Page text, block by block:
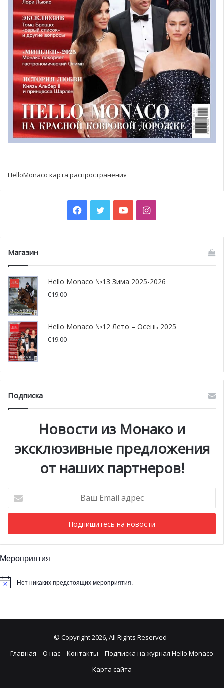
HelloMonaco карта распространения
Facebook
TwitterYouTubeInstagram
Магазин
Hello Monaco №13 Зима 2025-2026
€19.00
Hello Monaco №12 Лето – Осень 2025
€19.00
Подписка
Новости из Монако и
эксклюзивные предложения
от наших партнеров!
Email
адрес
Мероприятия
Нет никаких предстоящих мероприятия.
© Copyright 2026, All Rights Reserved
Главная
О нас Контакты
Подписка на журнал Hello Monaco
Карта сайта